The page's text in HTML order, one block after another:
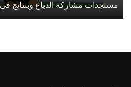
مستجدات مشاركة الدباغ وبنتايج